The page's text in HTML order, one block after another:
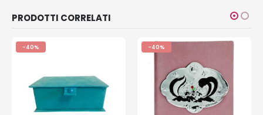
PRODOTTI CORRELATI
-40% -40%